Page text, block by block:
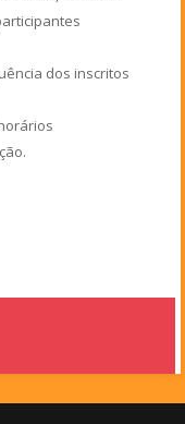
dos inscritos